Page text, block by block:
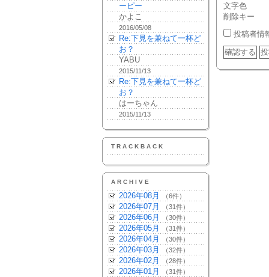
ーピー
かよこ
2016/05/08
Re:下見を兼ねて一杯ど
お？
YABU
2015/11/13
Re:下見を兼ねて一杯ど
お？
はーちゃん
2015/11/13
TRACKBACK
ARCHIVE
2026年08月 （6件）
2026年07月 （31件）
2026年06月 （30件）
2026年05月 （31件）
2026年04月 （30件）
2026年03月 （32件）
2026年02月 （28件）
2026年01月 （31件）
文字色
削除キー
投稿者情